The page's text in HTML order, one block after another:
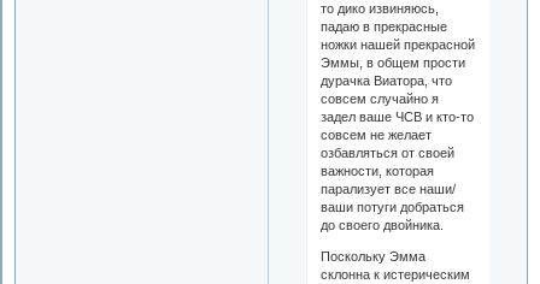
то дико извиняюсь,
падаю в прекрасные
ножки нашей прекрасной
Эммы, в общем прости
дурачка Виатора, что
совсем случайно я
задел ваше ЧСВ и кто-то
совсем не желает
озбавляться от своей
важности, которая
парализует все наши/
ваши потуги добраться
до своего двойника.
Поскольку Эмма
склонна к истерическим